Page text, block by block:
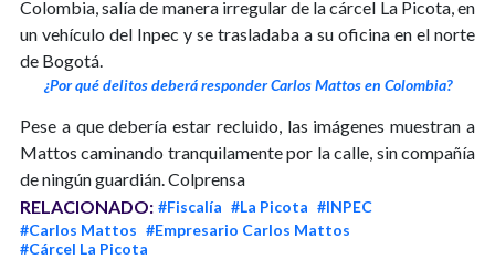
Colombia, salía de manera irregular de la cárcel La Picota, en
un vehículo del Inpec y se trasladaba a su oficina en el norte
de Bogotá.
¿Por qué delitos deberá responder Carlos Mattos en Colombia?
Pese a que debería estar recluido, las imágenes muestran a
Mattos caminando tranquilamente por la calle, sin compañía
de ningún guardián. Colprensa
RELACIONADO: #Fiscalía #La Picota #INPEC
#Carlos Mattos #Empresario Carlos Mattos
#Cárcel La Picota